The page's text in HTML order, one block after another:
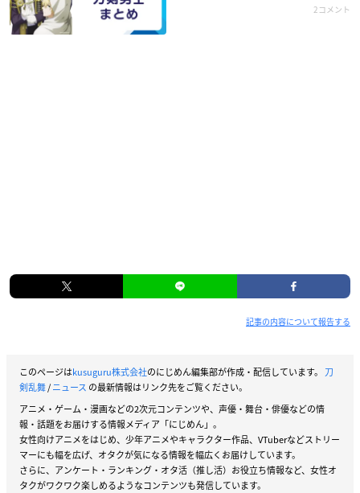
2コメント
記事の内容について報告する
このページはkusuguru株式会社のにじめん編集部が作成・配信しています。 刀
剣乱舞/ニュース の最新情報はリンク先をご覧ください。
アニメ・ゲーム・漫画などの2次元コンテンツや、声優・舞台・俳優などの情
報・話題をお届けする情報メディア「にじめん」。
女性向けアニメをはじめ、少年アニメやキャラクター作品、VTuberなどストリー
マーにも幅を広げ、オタクが気になる情報を幅広くお届けしています。
さらに、アンケート・ランキング・オタ活（推し活）お役立ち情報など、女性オ
タクがワクワク楽しめるようなコンテンツも発信しています。